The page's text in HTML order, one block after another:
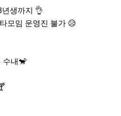
수내🐒